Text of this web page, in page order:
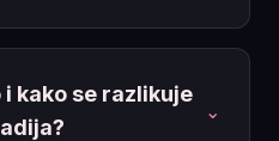
i kako se razlikuje
⌄